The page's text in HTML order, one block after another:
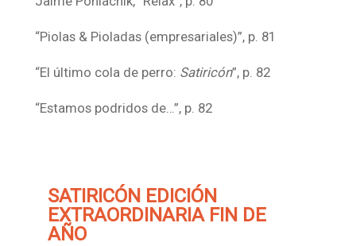
“Piolas & Pioladas (empresariales)”, p. 81
“El último cola de perro: Satiricón”, p. 82
“Estamos podridos de…”, p. 82
SATIRICÓN EDICIÓN
EXTRAORDINARIA FIN DE
AÑO